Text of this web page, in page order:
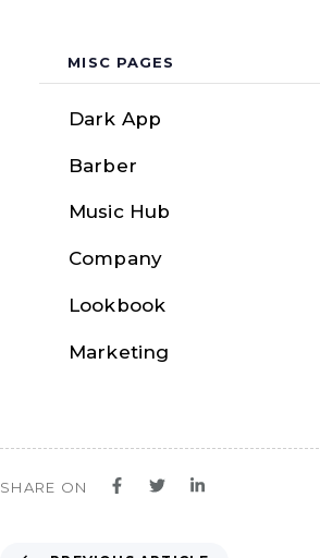
MISC PAGES
Dark App
Barber
Music Hub
Company
Lookbook
Marketing
SHARE ON